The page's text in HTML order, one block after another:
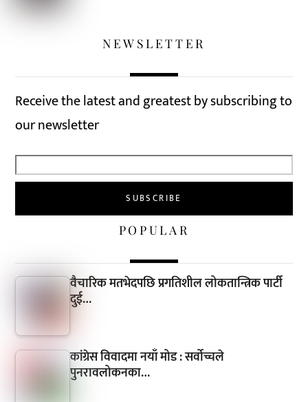
NEWSLETTER
Receive the latest and greatest by subscribing to
our newsletter
POPULAR
वैचारिक मतभेदपछि प्रगतिशील लोकतान्त्रिक पार्टी
दुई…
कांग्रेस विवादमा नयाँ मोड : सर्वोच्चले
पुनरावलोकनका…